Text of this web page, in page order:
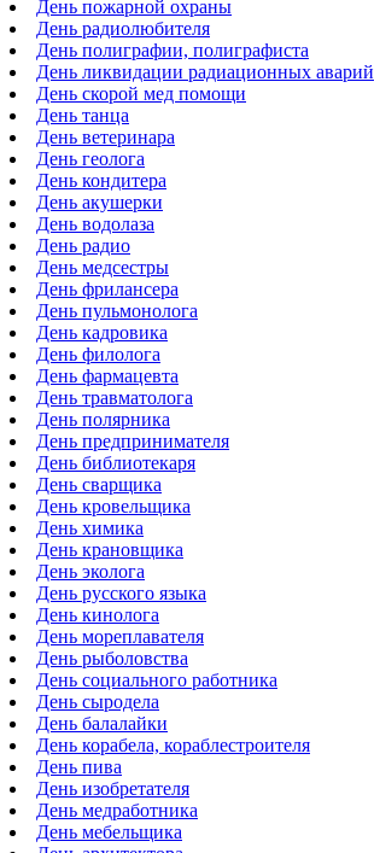
День пожарной охраны
День радиолюбителя
День полиграфии, полиграфиста
День ликвидации радиационных аварий
День скорой мед помощи
День танца
День ветеринара
День геолога
День кондитера
День акушерки
День водолаза
День радио
День медсестры
День фрилансера
День пульмонолога
День кадровика
День филолога
День фармацевта
День травматолога
День полярника
День предпринимателя
День библиотекаря
День сварщика
День кровельщика
День химика
День крановщика
День эколога
День русского языка
День кинолога
День мореплавателя
День рыболовства
День социального работника
День сыродела
День балалайки
День корабела, кораблестроителя
День пива
День изобретателя
День медработника
День мебельщика